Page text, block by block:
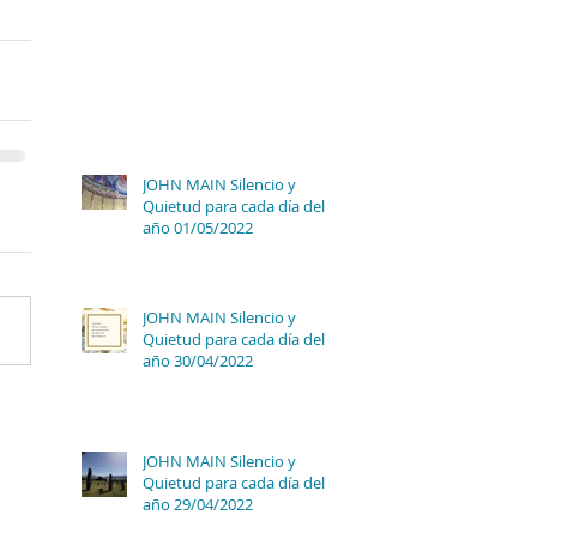
JOHN MAIN Silencio y
Quietud para cada día del
año 01/05/2022
JOHN MAIN Silencio y
Quietud para cada día del
año 30/04/2022
JOHN MAIN Silencio y
Quietud para cada día del
año 29/04/2022